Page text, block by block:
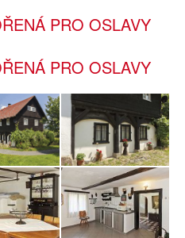
PRO OSLAVY
PRO OSLAVY